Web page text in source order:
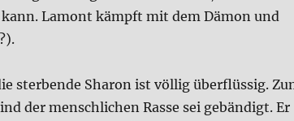
Lamont kämpft mit dem Dämon und
ster­ben­de Sharon ist völ­lig über­flüs­sig.
der mensch­li­chen Ras­se sei gebän­digt. Er